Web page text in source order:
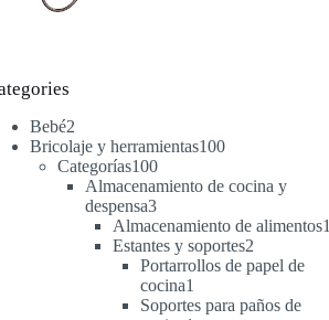
Bebé2
productos
Bricolaje y herramientas100100
Categorías100100
productos
Almacenamiento de cocina y
despensa33
productos
Almacenamiento de alimentos1
Estantes y soportes2
productos
Portarrollos de papel de
cocina1
producto
Soportes para paños de